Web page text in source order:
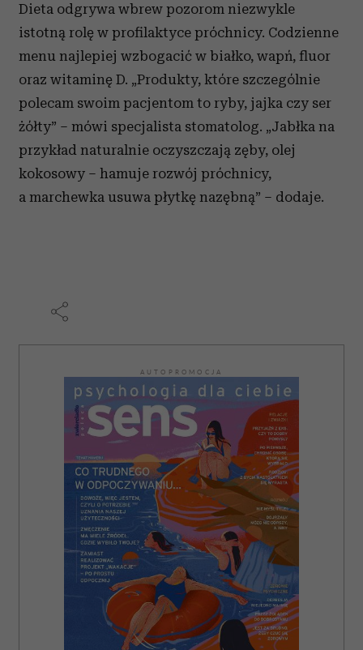
Dieta odgrywa wbrew pozorom niezwykle
istotną rolę w profilaktyce próchnicy. Codzienne
menu najlepiej wzbogacić w białko, wapń, fluor
oraz witaminę D. „Produkty, które szczególnie
polecam swoim pacjentom to ryby, jajka czy ser
żółty” – mówi specjalista stomatolog. „Jabłka na
przykład naturalnie oczyszczają zęby, olej
kokosowy – hamuje rozwój próchnicy,
a marchewka usuwa płytkę nazębną” – dodaje.
AUTOPROMOCJA